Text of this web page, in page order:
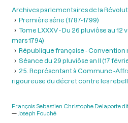
Archives parlementaires de la
Première série (1787-1799)
Tome LXXXV - Du 26 pluviôse au 12
mars 1794)
République française - Convention
Séance du 29 pluviôse an II (17
25. Représentant à Commune -
rigoureuse du décret contre les
François Sebastien Christophe Delaporte
Joseph Fouché